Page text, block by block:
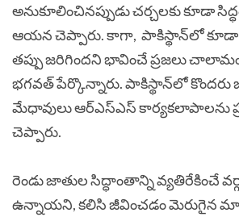
అనుకూలించినప్పుడు చర్చలకు కూడా
ఆయన చెప్పారు. కాగా, పాకిస్థాన్‌లో
తప్పు జరిగిందని భావించే ప్రజలు
భగవత్ పేర్కొన్నారు. పాకిస్థాన్‌లో కొందరు
మేధావులు ఆర్‌ఎస్‌ఎస్ కార్యకలాపాలను
చెప్పారు.
రెండు జాతుల సిద్ధాంతాన్ని వ్యతిరేకించే
ఉన్నాయని, కలిసి జీవించడం మెరుగైన